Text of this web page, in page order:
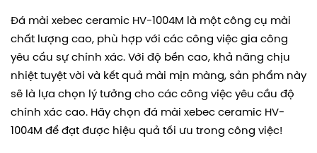
Đá mài xebec ceramic HV-1004M là một công cụ mài
chất lượng cao, phù hợp với các công việc gia công
yêu cầu sự chính xác. Với độ bền cao, khả năng chịu
nhiệt tuyệt vời và kết quả mài mịn màng, sản phẩm này
sẽ là lựa chọn lý tưởng cho các công việc yêu cầu độ
chính xác cao. Hãy chọn đá mài xebec ceramic HV-
1004M để đạt được hiệu quả tối ưu trong công việc!